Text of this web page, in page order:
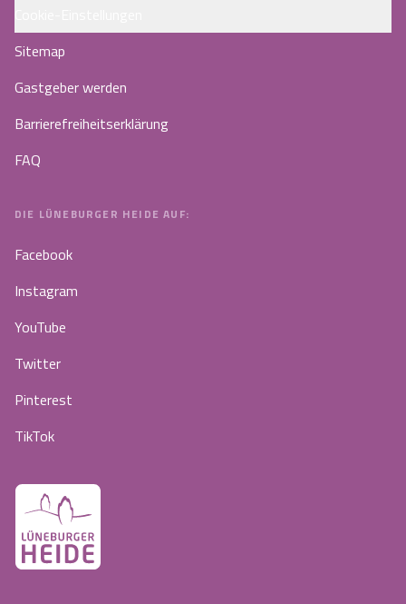
Sitemap
Gastgeber werden
Barrierefreiheitserklärung
FAQ
DIE LÜNEBURGER HEIDE AUF:
Facebook
Instagram
YouTube
Twitter
Pinterest
TikTok